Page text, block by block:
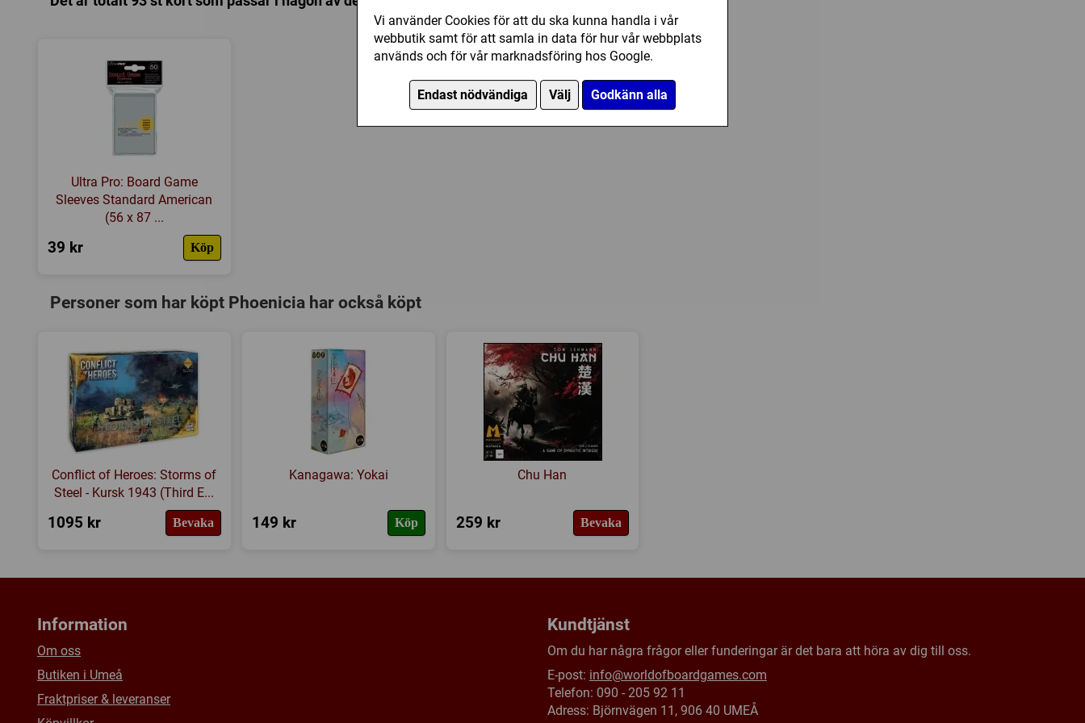
Vi använder Cookies för att du ska kunna handla i vår
webbutik samt för att samla in data för hur vår webbplats
används och för vår marknadsföring hos Google.
Endast nödvändiga Välj Godkänn alla
Ultra Pro: Board Game
Sleeves Standard American
(56 x 87 ...
39 kr Köp
Personer som har köpt Phoenicia har också köpt
Conflict of Heroes: Storms of
Steel - Kursk 1943 (Third E...
1095 kr Bevaka
Kanagawa: Yokai
149 kr Köp
Chu Han
259 kr Bevaka
Information
Om oss
Butiken i Umeå
Fraktpriser & leveranser
Kundtjänst
Om du har några frågor eller funderingar är det bara att höra av dig till oss.
E-post: info@worldofboardgames.com
Telefon: 090 - 205 92 11
Adress: Björnvägen 11, 906 40 UMEÅ